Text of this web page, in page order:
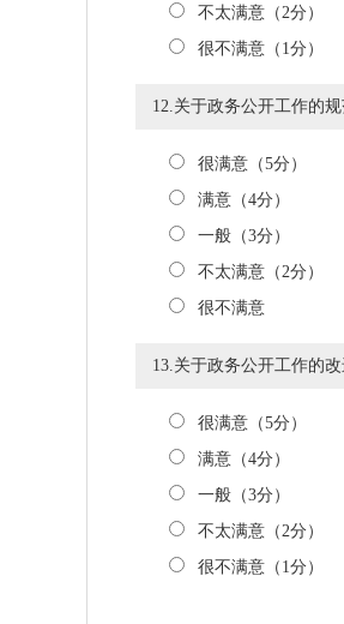
不太满意（2分）
很不满意（1分）
12.关于政务公开工作的
很满意（5分）
满意（4分）
一般（3分）
不太满意（2分）
很不满意
13.关于政务公开工作的
很满意（5分）
满意（4分）
一般（3分）
不太满意（2分）
很不满意（1分）